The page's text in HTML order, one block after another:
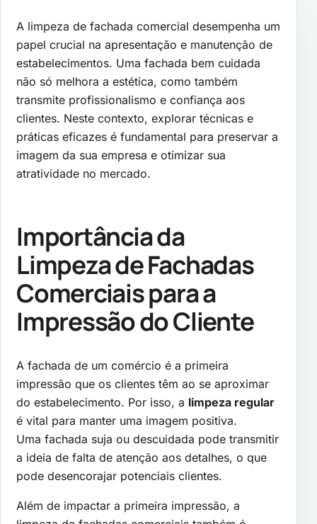
A limpeza de fachada comercial desempenha um
papel crucial na apresentação e manutenção de
estabelecimentos. Uma fachada bem cuidada
não só melhora a estética, como também
transmite profissionalismo e confiança aos
clientes. Neste contexto, explorar técnicas e
práticas eficazes é fundamental para preservar a
imagem da sua empresa e otimizar sua
atratividade no mercado.
Importância da
Limpeza de Fachadas
Comerciais para a
Impressão do Cliente
A fachada de um comércio é a primeira
impressão que os clientes têm ao se aproximar
do estabelecimento. Por isso, a limpeza regular
é vital para manter uma imagem positiva.
Uma fachada suja ou descuidada pode transmitir
a ideia de falta de atenção aos detalhes, o que
pode desencorajar potenciais clientes.
Além de impactar a primeira impressão, a